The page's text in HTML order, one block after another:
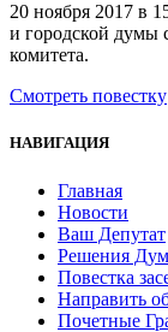
20 ноября 2017 в
и городской думы
комитета.
Смотреть повестку
НАВИГАЦИЯ
Главная
Новости
Ваш Депутат
Решения
Повестка
Направить
Почетные